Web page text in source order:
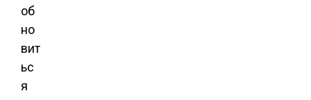
об
но
вит
ьс
я